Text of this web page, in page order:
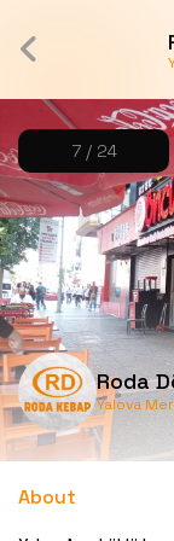
7 / 24
Roda
Yalova
About